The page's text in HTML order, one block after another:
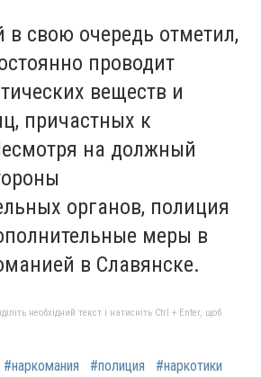
в свою очередь отметил,
проводит
веществ и
причастных к
на должный
органов, полиция
меры в
в Славянске.
необхідний текст і натисніть Ctrl + Enter, щоб
#наркомания #полиция #наркотики